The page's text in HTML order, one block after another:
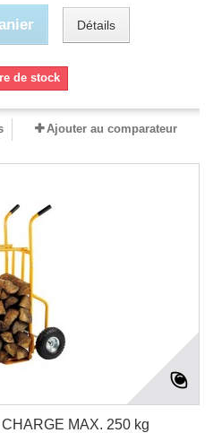
Détails
de stock
Ajouter au comparateur
MAX. 250 kg